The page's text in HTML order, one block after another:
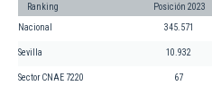
Ranking Posición 2023
Nacional 345.571
Sevilla 10.932
Sector CNAE 7220 67